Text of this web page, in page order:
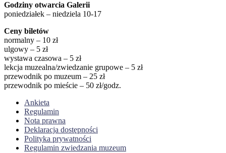
Godziny otwarcia Galerii
poniedziałek – niedziela 10-17
Ceny biletów
normalny – 10 zł
ulgowy – 5 zł
wystawa czasowa – 5 zł
lekcja muzealna/zwiedzanie grupowe – 5 zł
przewodnik po muzeum – 25 zł
przewodnik po mieście – 50 zł/godz.
Ankieta
Regulamin
Nota prawna
Deklaracja dostępności
Polityka prywatności
Regulamin zwiedzania muzeum